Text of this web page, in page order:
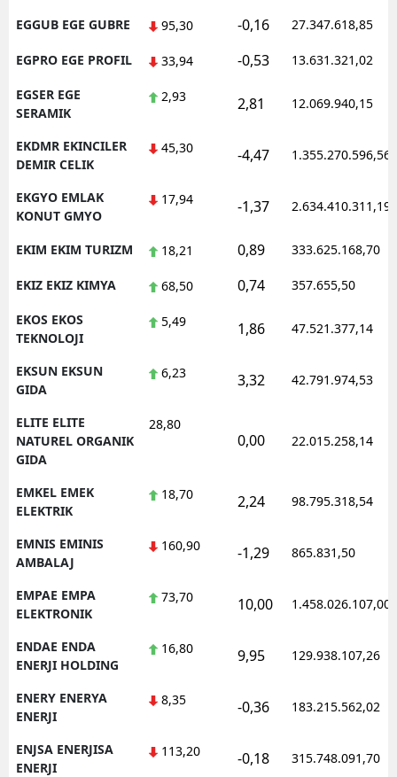
EGGUB EGE GUBRE 95,30 -0,16 27.347.618,85
EGPRO EGE PROFIL 33,94 -0,53 13.631.321,02
EGSER EGE
SERAMIK
2,93 2,81 12.069.940,15
EKDMR EKINCILER
DEMIR CELIK
45,30 -4,47 1.355.270.596,56
EKGYO EMLAK
KONUT GMYO
17,94 -1,37 2.634.410.311,19
EKIM EKIM TURIZM 18,21 0,89 333.625.168,70
EKIZ EKIZ KIMYA 68,50 0,74 357.655,50
EKOS EKOS
TEKNOLOJI
5,49 1,86 47.521.377,14
EKSUN EKSUN
GIDA
6,23 3,32 42.791.974,53
ELITE ELITE
NATUREL ORGANIK
GIDA
28,80
0,00 22.015.258,14
EMKEL EMEK
ELEKTRIK
18,70 2,24 98.795.318,54
EMNIS EMINIS
AMBALAJ
160,90 -1,29 865.831,50
EMPAE EMPA
ELEKTRONIK
73,70 10,00 1.458.026.107,00
ENDAE ENDA
ENERJI HOLDING
16,80 9,95 129.938.107,26
ENERY ENERYA
ENERJI
8,35 -0,36 183.215.562,02
ENJSA ENERJISA
ENERJI
113,20 -0,18 315.748.091,70